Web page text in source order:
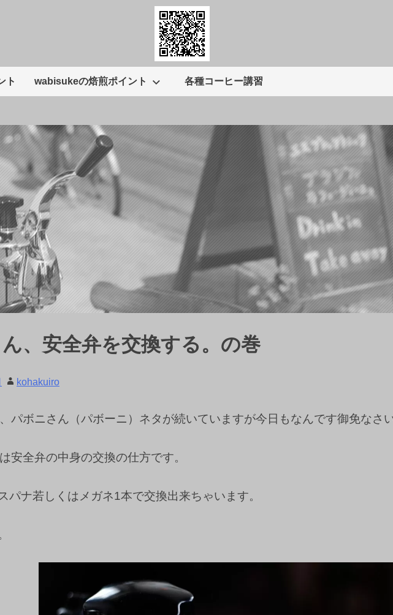
ト wabisukeの焙煎ポイント 各種コーヒー講習
、安全弁を交換する。の巻
kohakuiro
パボニさん（パボーニ）ネタが続いていますが今日もなんです御免なさい
安全弁の中身の交換の仕方です。
パナ若しくはメガネ1本で交換出来ちゃいます。